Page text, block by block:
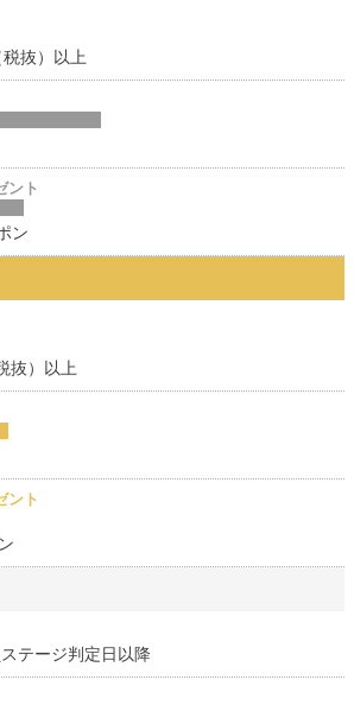
抜）以上
ン
抜）以上
テージ判定日以降